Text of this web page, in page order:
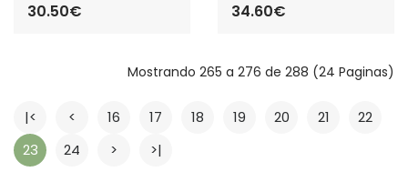
30.50€
34.60€
Mostrando 265 a 276 de 288 (24 Paginas)
|< < 16 17 18 19 20 21
22
23
24 > >|